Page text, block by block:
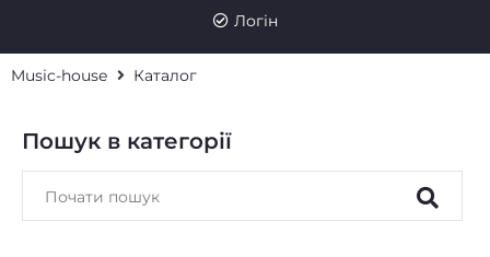
Логін
Music-house Каталог
Пошук в категорії